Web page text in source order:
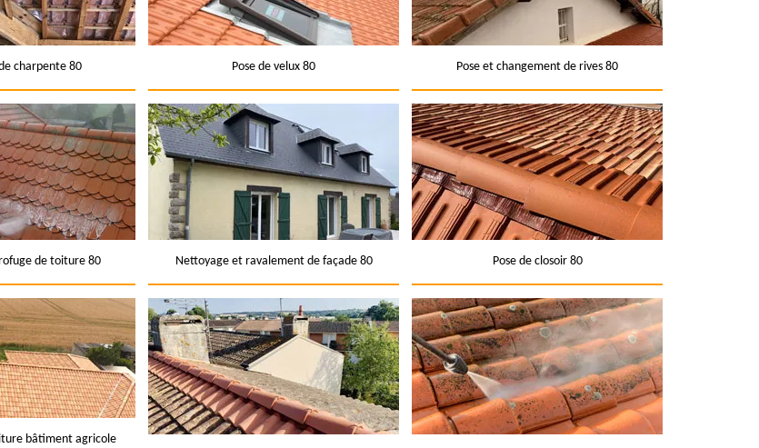
charpente 80 Pose de velux 80 Pose et changement de rives 80
de toiture 80 Nettoyage et ravalement de façade 80 Pose de closoir 80
bâtiment agricole